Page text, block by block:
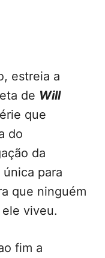
estreia a
de Will
que
do
da
para
que ninguém
viveu.
fim a